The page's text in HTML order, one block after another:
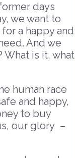
days
we want to
a happy and
And we
What is it, what
human race
and happy,
to buy
our glory –